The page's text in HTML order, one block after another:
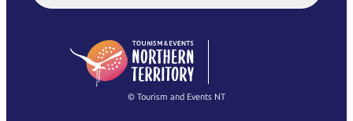
English
(Singapore)
Français
繁體中文
© Tourism and Events NT